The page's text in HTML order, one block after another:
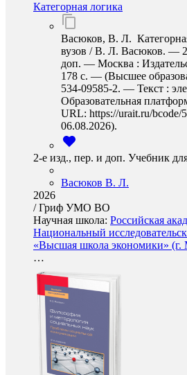
Категорная логика
Васюков, В. Л.
вузов / В. Л. Васюков. —
доп. — Москва :
178 с. — (Высшее
534-09585-2. — Текст :
Образовательная
URL: https://urait.ru/bcode/
06.08.2026).
2-е изд., пер. и доп. Учебник
Васюков В. Л.
2026
/Гриф УМО ВО
Научная школа: Российская
Национальный
«Высшая школа экономики» (г.
…